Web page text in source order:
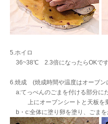
5.ホイロ
36~38℃ 2.3倍になったらOKで
6.焼成 (焼成時間や温度はオーブン
a:てっぺんのごまを付ける部分に
上にオーブンシートと天板を
b・c:全体に塗り卵を塗り、ご